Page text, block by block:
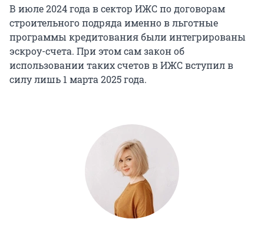
В июле 2024 года в сектор ИЖС по договорам
строительного подряда именно в льготные
программы кредитования были интегрированы
эскроу-счета. При этом сам закон об
использовании таких счетов в ИЖС вступил в
силу лишь 1 марта 2025 года.